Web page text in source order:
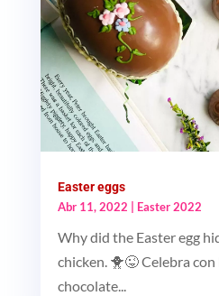
Easter eggs
Abr 11, 2022
Easter 2022
Why did the Easter egg
chicken. 🐥😜 Celebra
chocolate...